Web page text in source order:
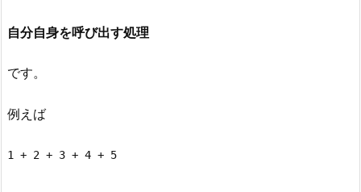
自分自身を呼び出す処理
です。
例えば
1 + 2 + 3 + 4 + 5